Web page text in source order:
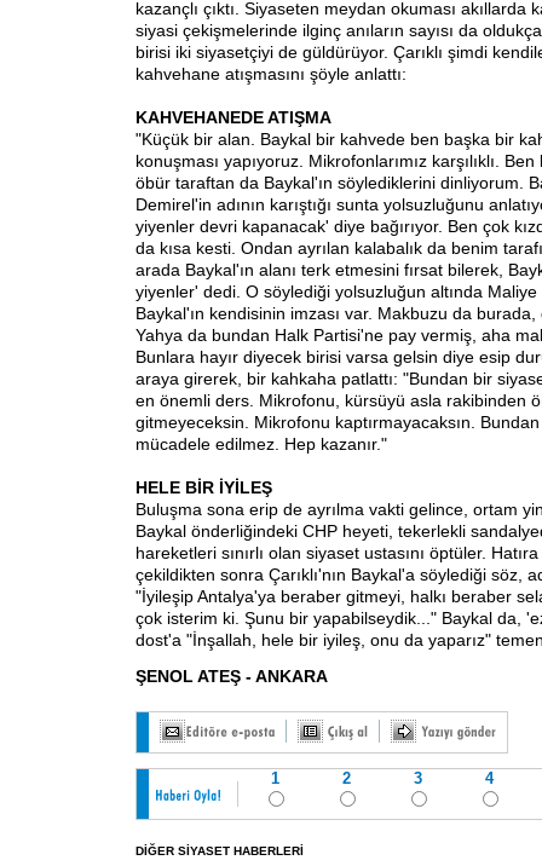
kazançlı çıktı. Siyaseten meydan okuması akıllarda
siyasi çekişmelerinde ilginç anıların sayısı da
birisi iki siyasetçiyi de güldürüyor. Çarıklı şimdi
kahvehane atışmasını şöyle anlattı:
KAHVEHANEDE ATIŞMA
"Küçük bir alan. Baykal bir kahvede ben başka bir
konuşması yapıyoruz. Mikrofonlarımız karşılıklı.
öbür taraftan da Baykal'ın söylediklerini dinliyorum.
Demirel'in adının karıştığı sunta yolsuzluğunu
yiyenler devri kapanacak' diye bağırıyor. Ben çok
da kısa kesti. Ondan ayrılan kalabalık da benim
arada Baykal'ın alanı terk etmesini fırsat bilerek,
yiyenler' dedi. O söylediği yolsuzluğun altında Maliye
Baykal'ın kendisinin imzası var. Makbuzu da
Yahya da bundan Halk Partisi'ne pay vermiş, aha
Bunlara hayır diyecek birisi varsa gelsin diye esip
araya girerek, bir kahkaha patlattı: "Bundan bir
en önemli ders. Mikrofonu, kürsüyü asla rakibinden
gitmeyeceksin. Mikrofonu kaptırmayacaksın.
mücadele edilmez. Hep kazanır."
HELE BİR İYİLEŞ
Buluşma sona erip de ayrılma vakti gelince, ortam
Baykal önderliğindeki CHP heyeti, tekerlekli
hareketleri sınırlı olan siyaset ustasını öptüler.
çekildikten sonra Çarıklı'nın Baykal'a söylediği söz,
"İyileşip Antalya'ya beraber gitmeyi, halkı beraber
çok isterim ki. Şunu bir yapabilseydik..." Baykal da,
dost'a "İnşallah, hele bir iyileş, onu da yaparız"
ŞENOL ATEŞ - ANKARA
1 2 3 4
DİĞER SİYASET HABERLERİ